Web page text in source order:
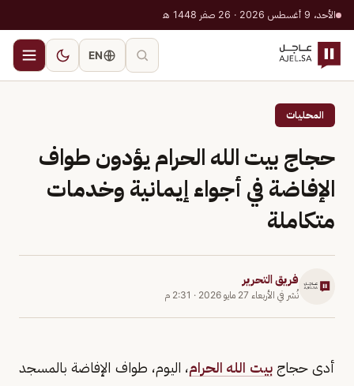
الأحد، 9 أغسطس 2026 · 26 صفر 1448 هـ
EN
المحليات
حجاج بيت الله الحرام يؤدون طواف
الإفاضة في أجواء إيمانية وخدمات
متكاملة
فريق التحرير
نُشر في الأربعاء 27 مايو 2026 · 2:31 م
أدى حجاجبيت الله الحرام، اليوم، طواف الإفاضة بالمسجد